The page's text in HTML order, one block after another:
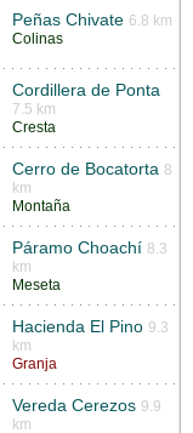
Peñas Chivate 6.8 km
Colinas
Cordillera de Ponta
7.5 km
Cresta
Cerro de Bocatorta 8
km
Montaña
Páramo Choachí 8.3
km
Meseta
Hacienda El Pino 9.3
km
Granja
Vereda Cerezos 9.9
km